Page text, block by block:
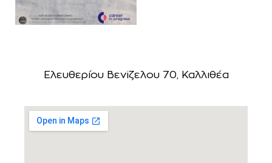
Ελευθερίου Βεviζελου 70, Καλλιθέα